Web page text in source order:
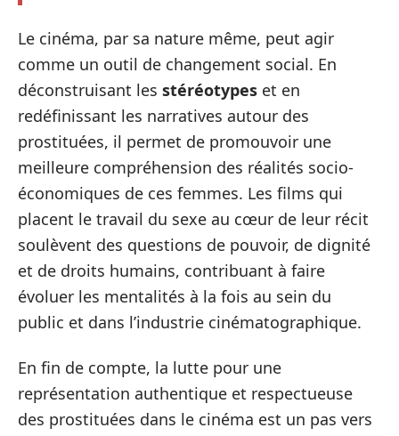
Le cinéma, par sa nature même, peut agir
comme un outil de changement social. En
déconstruisant les stéréotypes et en
redéfinissant les narratives autour des
prostituées, il permet de promouvoir une
meilleure compréhension des réalités socio-
économiques de ces femmes. Les films qui
placent le travail du sexe au cœur de leur récit
soulèvent des questions de pouvoir, de dignité
et de droits humains, contribuant à faire
évoluer les mentalités à la fois au sein du
public et dans l’industrie cinématographique.
En fin de compte, la lutte pour une
représentation authentique et respectueuse
des prostituées dans le cinéma est un pas vers